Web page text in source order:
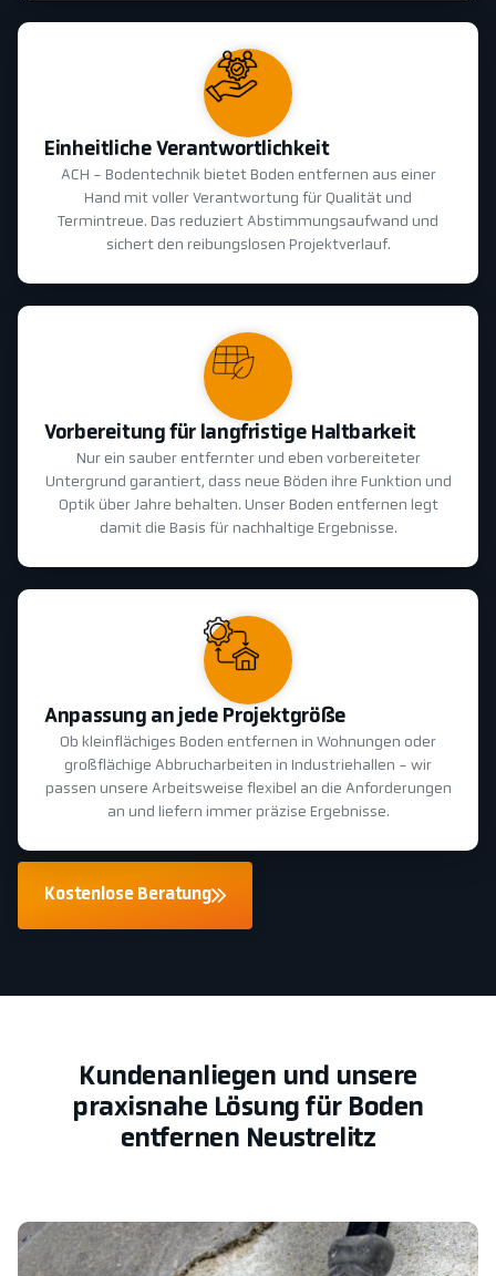
Einheitliche Verantwortlichkeit
ACH - Bodentechnik bietet Boden entfernen aus einer
Hand mit voller Verantwortung für Qualität und
Termintreue. Das reduziert Abstimmungsaufwand und
sichert den reibungslosen Projektverlauf.
Vorbereitung für langfristige Haltbarkeit
Nur ein sauber entfernter und eben vorbereiteter
Untergrund garantiert, dass neue Böden ihre Funktion und
Optik über Jahre behalten. Unser Boden entfernen legt
damit die Basis für nachhaltige Ergebnisse.
Anpassung an jede Projektgröße
Ob kleinflächiges Boden entfernen in Wohnungen oder
großflächige Abbrucharbeiten in Industriehallen - wir
passen unsere Arbeitsweise flexibel an die Anforderungen
an und liefern immer präzise Ergebnisse.
Kostenlose Beratung
Kundenanliegen und unsere
praxisnahe Lösung für Boden
entfernen Neustrelitz